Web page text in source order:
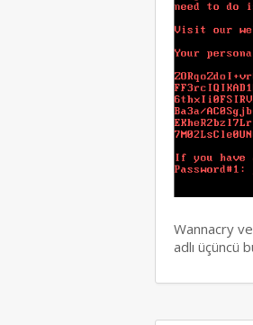
Wannacry ve
adlı üçüncü